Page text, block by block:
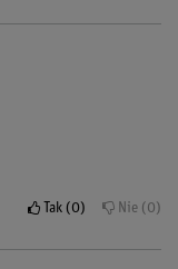
Tak 0 Nie 0